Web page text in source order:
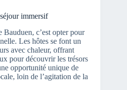
immersif
Bauduen, c’est opter pour
Les hôtes se font un
avec chaleur, offrant
pour découvrir les trésors
opportunité unique de
loin de l’agitation de la